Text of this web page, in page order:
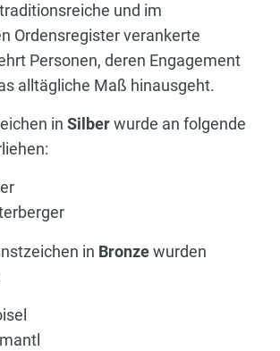
und im
Ordensregister verankerte
Personen, deren Engagement
alltägliche Maß hinausgeht.
in Silberwurde an folgende
in Bronzewurden